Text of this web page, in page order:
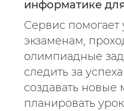
информатике
Сервис помогает
экзаменам,
олимпиадные
следить за
создавать новые
планировать